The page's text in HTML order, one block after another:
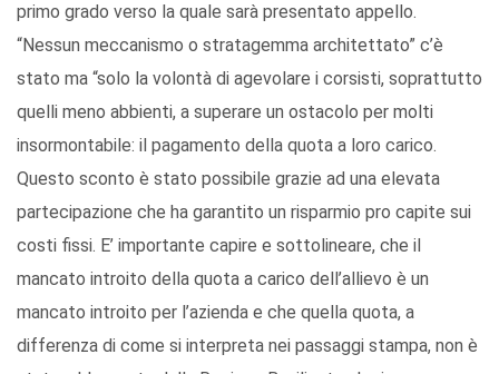
primo grado verso la quale sarà presentato appello.
“Nessun meccanismo o stratagemma architettato” c’è
stato ma “solo la volontà di agevolare i corsisti, soprattutto
quelli meno abbienti, a superare un ostacolo per molti
insormontabile: il pagamento della quota a loro carico.
Questo sconto è stato possibile grazie ad una elevata
partecipazione che ha garantito un risparmio pro capite sui
costi fissi. E’ importante capire e sottolineare, che il
mancato introito della quota a carico dell’allievo è un
mancato introito per l’azienda e che quella quota, a
differenza di come si interpreta nei passaggi stampa, non è